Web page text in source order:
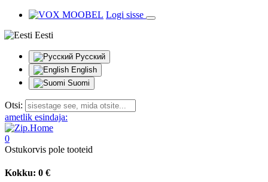
Logi sisse
Eesti
Русский
English
Suomi
Otsi:
ametlik esindaja:
0
Ostukorvis pole tooteid
Kokku: 0 €